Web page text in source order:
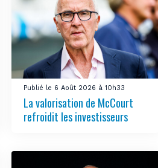
Publié le 6 Août 2026 à 10h33
La valorisation de McCourt
refroidit les investisseurs